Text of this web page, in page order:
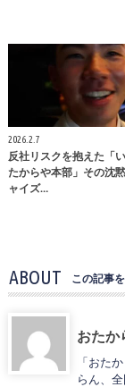
2026.2.7
反社リスクを抱えた「
たからや本部」その沈
ャイズ…
ABOUT この記事
おたか
「おた
らん、